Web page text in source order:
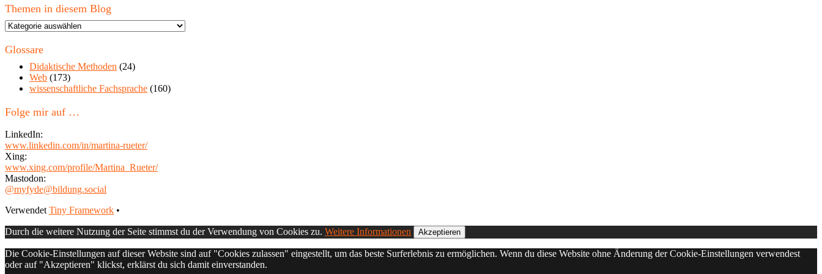
Themen in diesem Blog
Themen
diesem
Glossare
Didaktische Methoden (24)
Web (173)
wissenschaftliche Fachsprache (160)
Folge mir auf …
LinkedIn:
www.linkedin.com/in/martina-rueter/
Xing:
www.xing.com/profile/Martina_Rueter/
Mastodon:
@myfyde@bildung.social
Footer
Inhalt
Verwendet Tiny Framework •
Durch die weitere Nutzung der Seite stimmst du der Verwendung von Cookies zu. Weitere Informationen Akzeptieren
Die Cookie-Einstellungen auf dieser Website sind auf "Cookies zulassen" eingestellt, um das beste Surferlebnis zu ermöglichen. Wenn du diese Website ohne Änderung der Cookie-Einstellungen verwendest
oder auf "Akzeptieren" klickst, erklärst du sich damit einverstanden.